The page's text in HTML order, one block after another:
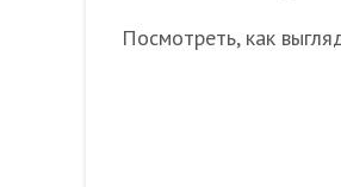
Посмотреть, как